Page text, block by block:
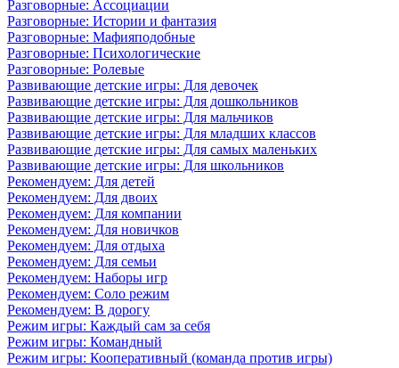
Разговорные: Ассоциации
Разговорные: Истории и фантазия
Разговорные: Мафияподобные
Разговорные: Психологические
Разговорные: Ролевые
Развивающие детские игры: Для девочек
Развивающие детские игры: Для дошкольников
Развивающие детские игры: Для мальчиков
Развивающие детские игры: Для младших классов
Развивающие детские игры: Для самых маленьких
Развивающие детские игры: Для школьников
Рекомендуем: Для детей
Рекомендуем: Для двоих
Рекомендуем: Для компании
Рекомендуем: Для новичков
Рекомендуем: Для отдыха
Рекомендуем: Для семьи
Рекомендуем: Наборы игр
Рекомендуем: Соло режим
Рекомендуем: В дорогу
Режим игры: Каждый сам за себя
Режим игры: Командный
Режим игры: Кооперативный (команда против игры)